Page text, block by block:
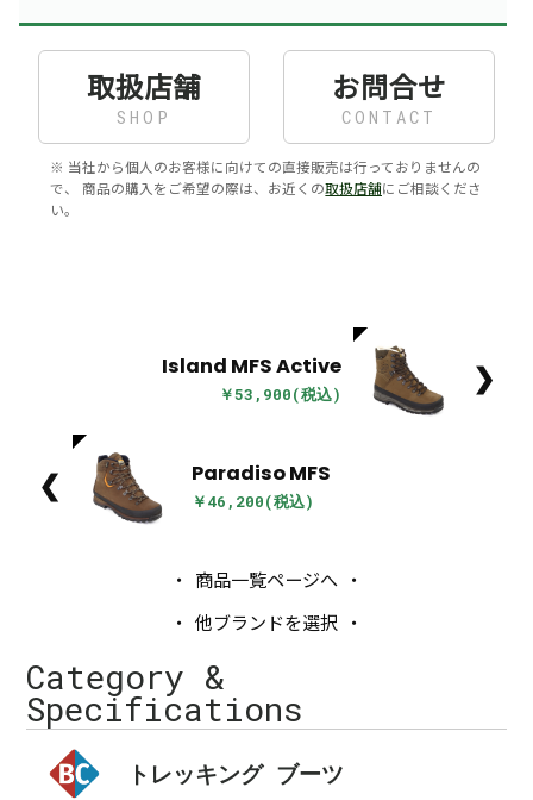
取扱店舗
SHOP
お問合せ
CONTACT
※ 当社から個人のお客様に向けての直接販売は行っておりませんの
で、 商品の購入をご希望の際は、お近くの取扱店舗にご相談くださ
い。
Island MFS Active
￥53,900(税込) ❯
❮ Paradiso MFS
￥46,200(税込)
商品一覧ページへ
他ブランドを選択
Category &
Specifications
トレッキング ブーツ